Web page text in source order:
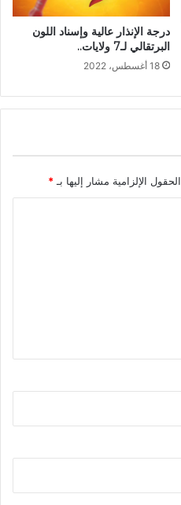
درجة الإنذار عالية وإسناد اللون
البرتقالي لـ7 ولايات..
18 أغسطس، 2022
الحقول الإلزامية مشار إليها بـ *